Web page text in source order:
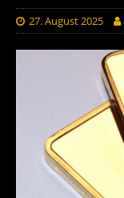
27. August 2025